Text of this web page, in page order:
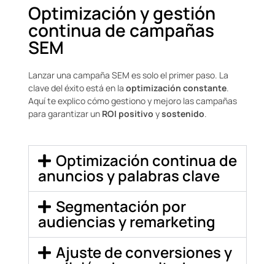
Optimización y gestión
continua de campañas
SEM
Lanzar una campaña SEM es solo el primer paso. La
clave del éxito está en la optimización constante.
Aquí te explico cómo gestiono y mejoro las campañas
para garantizar un ROI positivo ysostenido.
Optimización continua de
anuncios y palabras clave
Segmentación por
audiencias y remarketing
Ajuste de conversiones y